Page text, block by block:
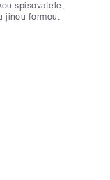
spisovatele,
jinou formou.